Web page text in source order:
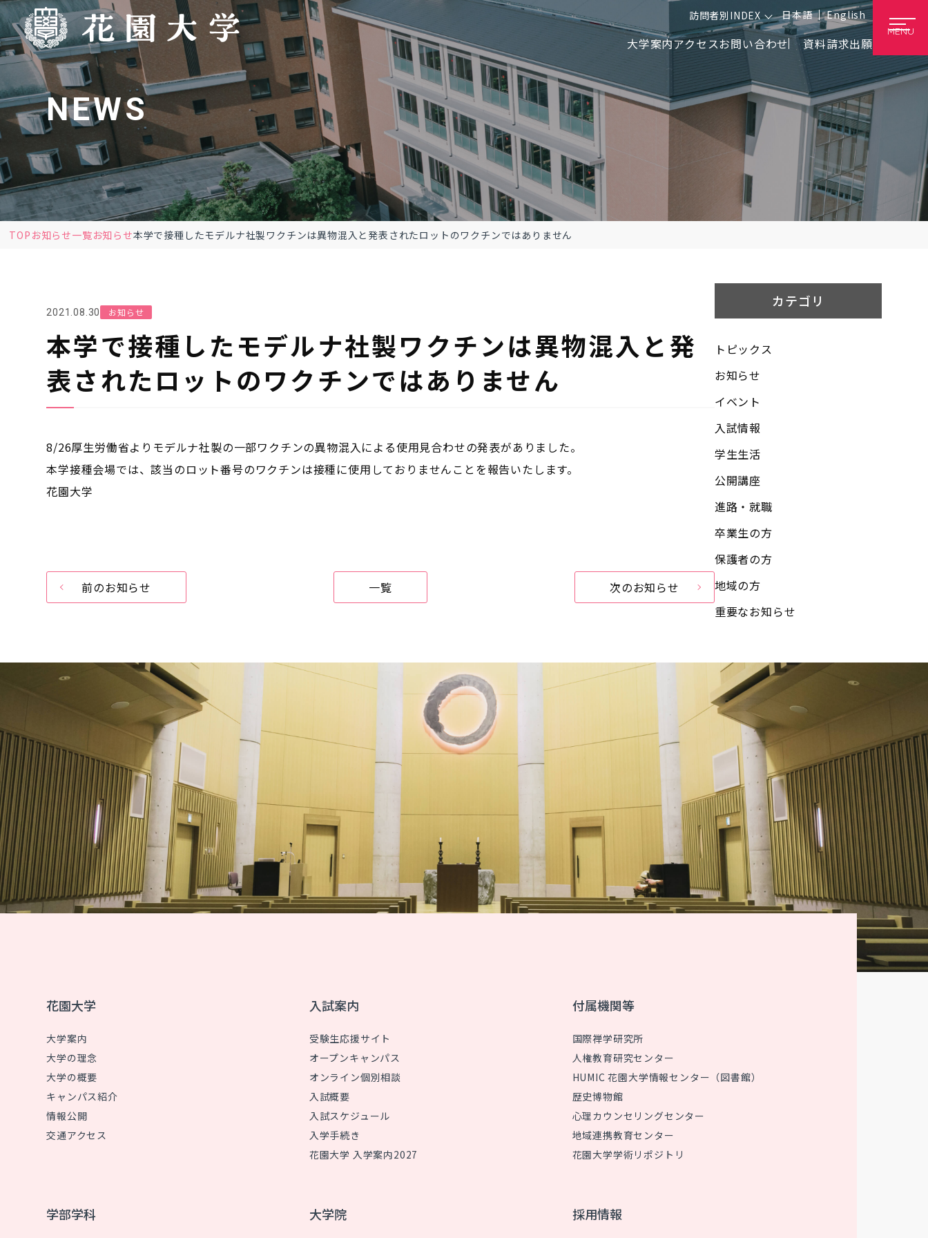
訪問者別INDEX 日本語 English
大学案内アクセスお問い合わせ 資料請求出願
MENU
NEWS
TOP お知らせ一覧お知らせ本学で接種したモデルナ社製ワクチンは異物混入と発表されたロットのワクチンではありません
2021.08.30 お知らせ
本学で接種したモデルナ社製ワクチンは異物混入と発
表されたロットのワクチンではありません
8/26厚生労働省よりモデルナ社製の一部ワクチンの異物混入による使用見合わせの発表がありました。
本学接種会場では、該当のロット番号のワクチンは接種に使用しておりませんことを報告いたします。
花園大学
前のお知らせ 一覧 次のお知らせ
カテゴリ
トピックス
お知らせ
イベント
入試情報
学生生活
公開講座
進路・就職
卒業生の方
保護者の方
地域の方
重要なお知らせ
花園大学
大学案内
大学の理念
大学の概要
キャンパス紹介
情報公開
交通アクセス
入試案内
受験生応援サイト
オープンキャンパス
オンライン個別相談
入試概要
入試スケジュール
入学手続き
花園大学 入学案内2027
付属機関等
国際禅学研究所
人権教育研究センター
HUMIC 花園大学情報センター（図書館）
歴史博物館
心理カウンセリングセンター
地域連携教育センター
花園大学学術リポジトリ
学部学科 大学院 採用情報